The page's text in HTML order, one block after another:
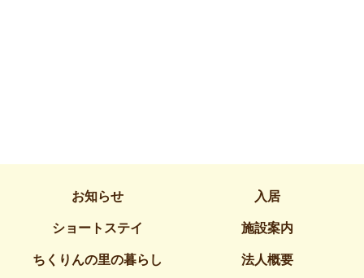
お知らせ 入居
ショートステイ 施設案内
ちくりんの里の暮らし 法人概要